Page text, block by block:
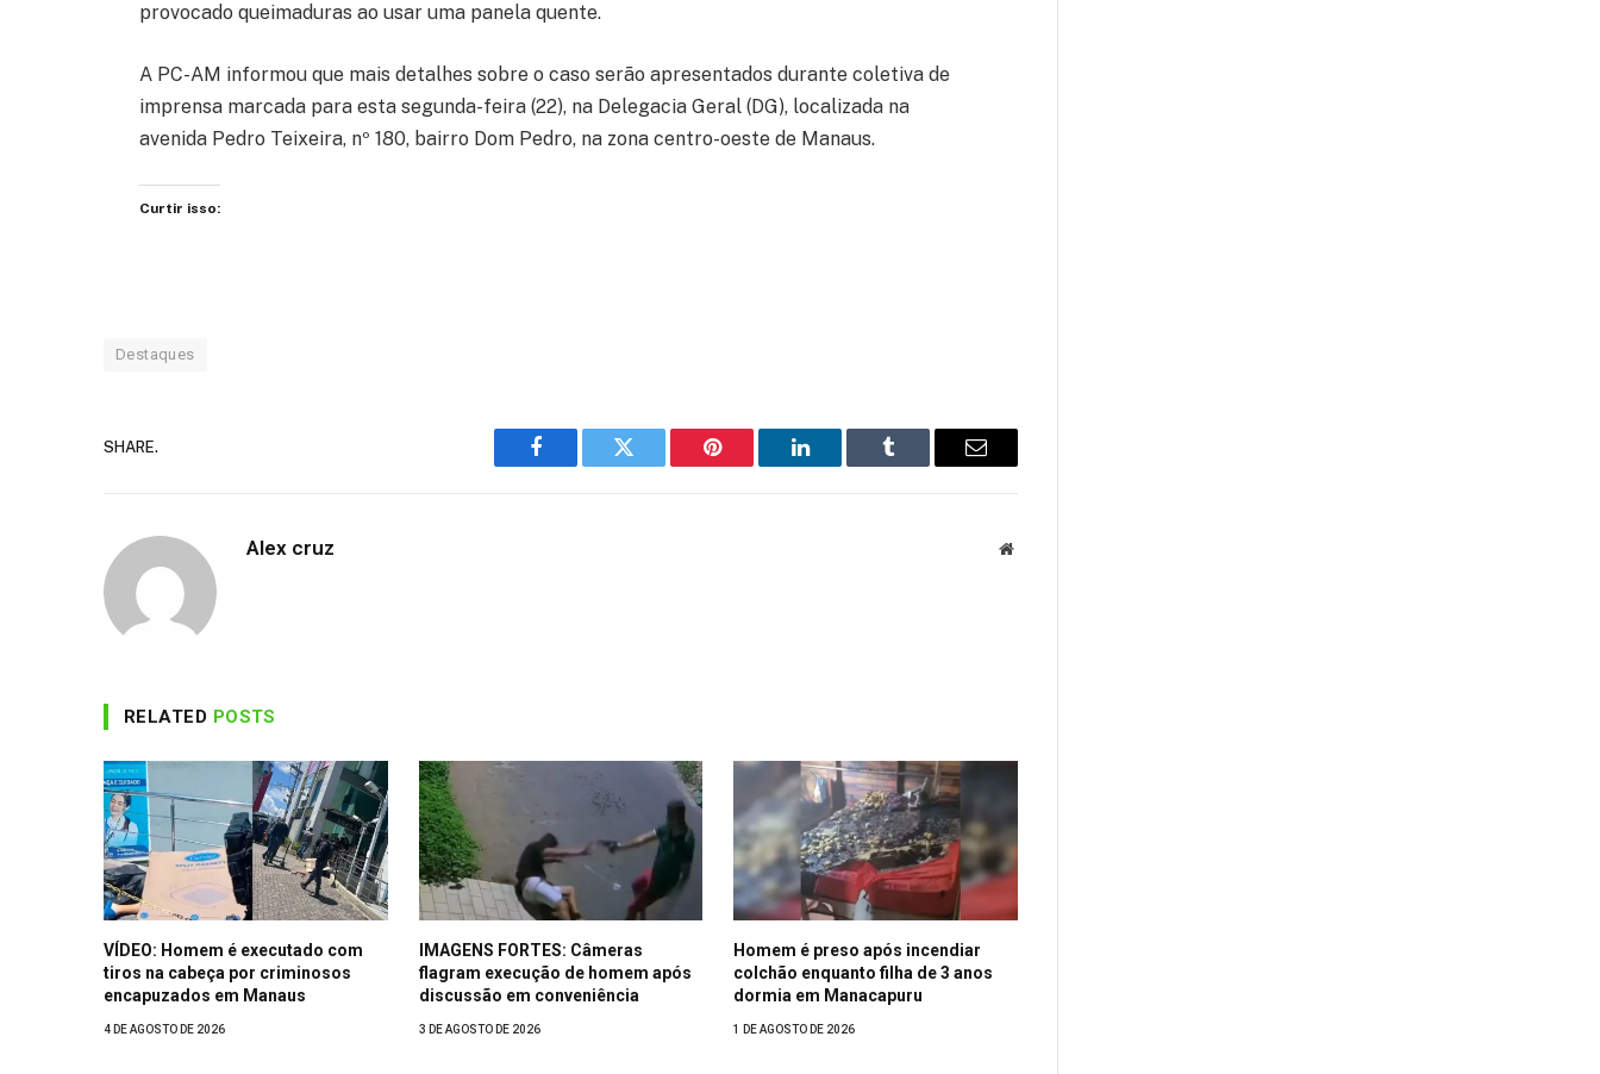
provocado queimaduras ao usar uma panela quente.
A PC-AM informou que mais detalhes sobre o caso serão apresentados durante coletiva de
imprensa marcada para esta segunda-feira (22), na Delegacia Geral (DG), localizada na
avenida Pedro Teixeira, nº 180, bairro Dom Pedro, na zona centro-oeste de Manaus.
Curtir isso:
Destaques
SHARE.
Facebook Twitter Pinterest LinkedIn Tumblr Email
Alex cruz Website
RELATED POSTS
VÍDEO: Homem é executado com
tiros na cabeça por criminosos
encapuzados em Manaus
4 DE AGOSTO DE 2026
IMAGENS FORTES: Câmeras
flagram execução de homem após
discussão em conveniência
3 DE AGOSTO DE 2026
Homem é preso após incendiar
colchão enquanto filha de 3 anos
dormia em Manacapuru
1 DE AGOSTO DE 2026